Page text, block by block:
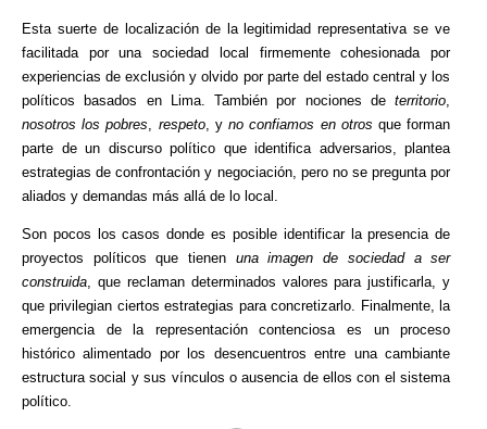
Esta suerte de localización de la legitimidad representativa se ve
facilitada por una sociedad local firmemente cohesionada por
experiencias de exclusión y olvido por parte del estado central y los
políticos basados en Lima. También por nociones deterritorio
nosotros los pobres
respeto, yno confiamos en otros que forman
parte de un discurso político que identifica adversarios, plantea
estrategias de confrontación y negociación, pero no se pregunta por
aliados y demandas más allá de lo local.
Son pocos los casos donde es posible identificar la presencia de
proyectos políticos que tienen una imagen de sociedad a ser
construida , que reclaman determinados valores para justificarla, y
que privilegian ciertos estrategias para concretizarlo. Finalmente, la
emergencia de la representación contenciosa es un proceso
histórico alimentado por los desencuentros entre una cambiante
estructura social y sus vínculos o ausencia de ellos con el sistema
político.